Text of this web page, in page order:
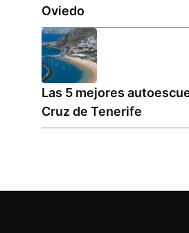
Oviedo
Las 5 mejores
Cruz de Tenerife